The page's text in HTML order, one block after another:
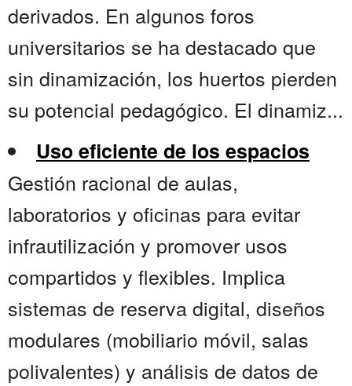
derivados. En algunos foros
universitarios se ha destacado que
sin dinamización, los huertos pierden
su potencial pedagógico. El dinamiz...
Uso eficiente de los espacios
Gestión racional de aulas,
laboratorios y oficinas para evitar
infrautilización y promover usos
compartidos y flexibles. Implica
sistemas de reserva digital, diseños
modulares (mobiliario móvil, salas
polivalentes) y análisis de datos de